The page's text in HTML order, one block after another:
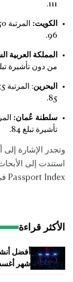
111.
الكويت:
96.
المملكة العربية
من دون تأشيرة تبلغ
البحرين
85.
سلطنة عُمان:
تأشيرة تبلغ 84.
وتجدر الإشارة
Passport Index في يناير 2026.
الأكثر قراءة
أفضل
شهر